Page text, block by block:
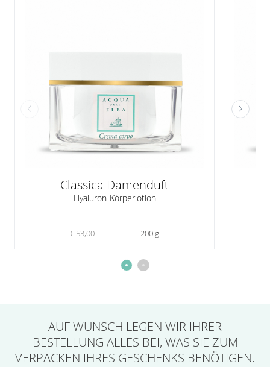
Classica Damenduft
Hyaluron-Körperlotion
€ 53,00 200 g
AUF WUNSCH LEGEN WIR IHRER
BESTELLUNG ALLES BEI, WAS SIE ZUM
VERPACKEN IHRES GESCHENKS BENÖTIGEN.